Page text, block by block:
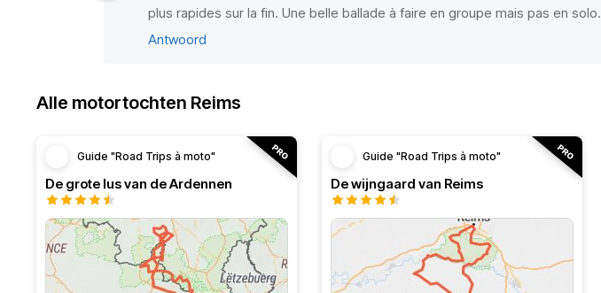
plus rapides sur la fin. Une belle ballade à faire en groupe mais pas en solo.
Antwoord
Alle motortochten Reims
Guide "Road Trips à moto"
De grote lus van de Ardennen
Guide "Road Trips à moto"
De wijngaard van Reims